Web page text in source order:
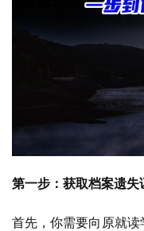
第一步：获取档案遗失
首先，你需要向原就